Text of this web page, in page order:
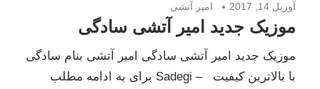
آوریل 14, 2017 امیر آتشی
موزیک جدید امیر آتشی سادگی
موزیک جدید امیر آتشی سادگی امیر آتشی بنام سادگی
با بالاترین کیفیت – Sadegi برای به ادامه مطلب